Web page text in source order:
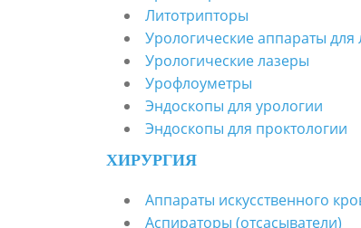
Литотрипторы
Урологические аппараты для
Урологические лазеры
Урофлоуметры
Эндоскопы для урологии
Эндоскопы для проктологии
ХИРУРГИЯ
Аппараты искусственного
Аспираторы (отсасыватели)